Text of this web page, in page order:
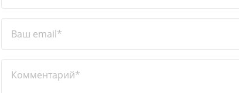
Ваш email*
Комментарий*